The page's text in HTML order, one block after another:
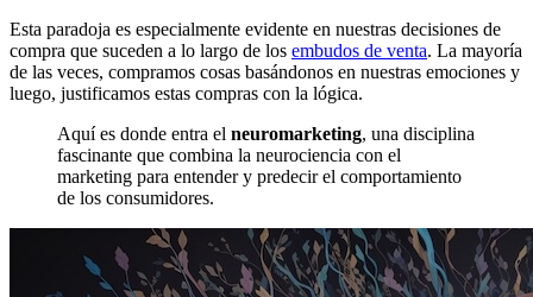
Esta paradoja es especialmente evidente en nuestras decisiones de
compra que suceden a lo largo de los embudos de venta. La mayoría
de las veces, compramos cosas basándonos en nuestras emociones y
luego, justificamos estas compras con la lógica.
Aquí es donde entra el neuromarketing, una disciplina
fascinante que combina la neurociencia con el
marketing para entender y predecir el comportamiento
de los consumidores.